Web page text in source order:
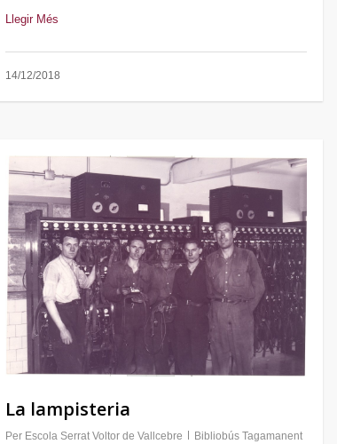
Llegir Més
14/12/2018
La lampisteria
Per Escola Serrat Voltor de Vallcebre
Bibliobús Tagamanent